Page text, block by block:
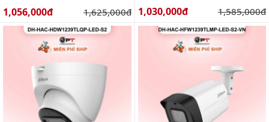
Giá bán:
1,056,000đ Giá gốc:
1,625,000đ Giá bán:
1,030,000đ Giá gốc:
1,585,000đ